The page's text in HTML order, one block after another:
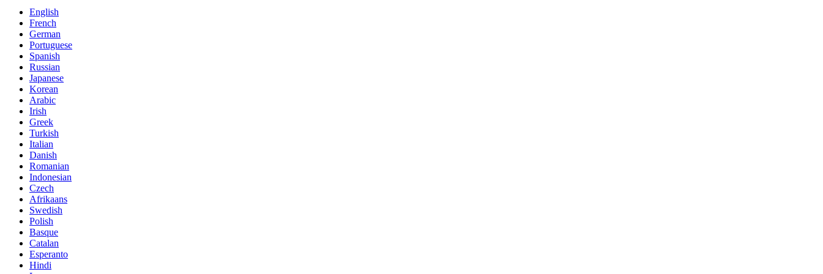
English
French
German
Portuguese
Spanish
Russian
Japanese
Korean
Arabic
Irish
Greek
Turkish
Italian
Danish
Romanian
Indonesian
Czech
Afrikaans
Swedish
Polish
Basque
Catalan
Esperanto
Hindi